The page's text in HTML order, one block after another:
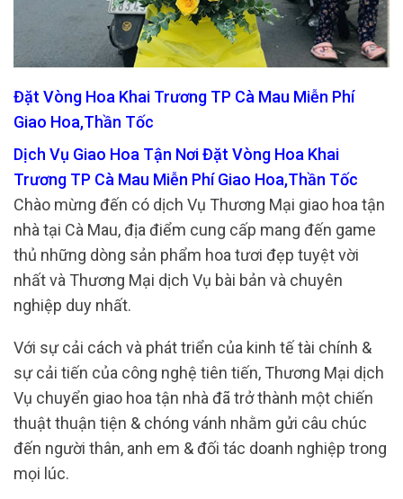
Đặt Vòng Hoa Khai Trương TP Cà Mau Miễn Phí
Giao Hoa,Thần Tốc
Dịch Vụ Giao Hoa Tận Nơi Đặt Vòng Hoa Khai
Trương TP Cà Mau Miễn Phí Giao Hoa,Thần Tốc
Chào mừng đến có dịch Vụ Thương Mại giao hoa tận
nhà tại Cà Mau, địa điểm cung cấp mang đến game
thủ những dòng sản phẩm hoa tươi đẹp tuyệt vời
nhất và Thương Mại dịch Vụ bài bản và chuyên
nghiệp duy nhất.
Với sự cải cách và phát triển của kinh tế tài chính &
sự cải tiến của công nghệ tiên tiến, Thương Mại dịch
Vụ chuyển giao hoa tận nhà đã trở thành một chiến
thuật thuận tiện & chóng vánh nhằm gửi câu chúc
đến người thân, anh em & đối tác doanh nghiệp trong
mọi lúc.